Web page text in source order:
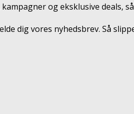
og eksklusive deals,
dig vores nyhedsbrev. Så